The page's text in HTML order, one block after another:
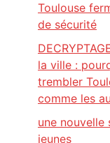
Toulouse
de sécurité
la ville :
trembler
comme les
une
jeunes